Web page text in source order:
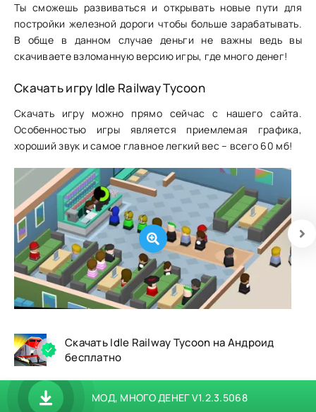
Ты сможешь развиваться и открывать новые пути для
постройки железной дороги чтобы больше зарабатывать.
В обще в данном случае деньги не важны ведь вы
скачиваете взломанную версию игры, где много денег!
Скачать игру Idle Railway Tycoon
Скачать игру можно прямо сейчас с нашего сайта.
Особенностью игры является приемлемая графика,
хороший звук и самое главное легкий вес – всего 60 мб!
Скачать Idle Railway Tycoon на Андроид
бесплатно
МОД, МНОГО ДЕНЕГ V1.2.3.5068